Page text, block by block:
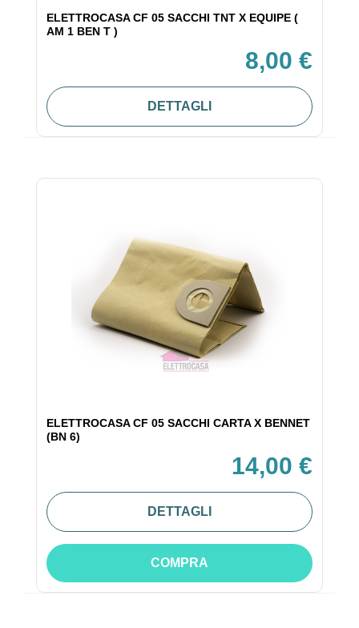
ELETTROCASA CF 05 SACCHI TNT X EQUIPE (
AM 1 BEN T )
8,00 €
DETTAGLI
ELETTROCASA CF 05 SACCHI CARTA X BENNET
(BN 6)
14,00 €
DETTAGLI
COMPRA